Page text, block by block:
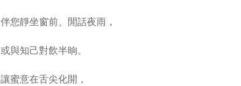
伴您靜坐窗前、閒話夜雨，
或與知己對飲半晌。
讓蜜意在舌尖化開，